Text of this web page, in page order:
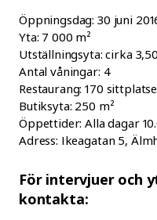
Öppningsdag: 30 juni
Yta: 7 000 m²
Utställningsyta: cirka
Antal våningar: 4
Restaurang: 170
Butiksyta: 250 m²
Öppettider: Alla dagar
Adress: Ikeagatan 5,
För intervjuer och
kontakta: